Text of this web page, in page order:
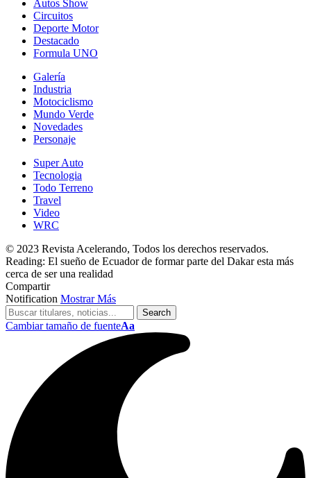
Autos Show
Circuitos
Deporte Motor
Destacado
Formula UNO
Galería
Industria
Motociclismo
Mundo Verde
Novedades
Personaje
Super Auto
Tecnologia
Todo Terreno
Travel
Video
WRC
© 2023 Revista Acelerando, Todos los derechos reservados.
Reading: El sueño de Ecuador de formar parte del Dakar esta más
cerca de ser una realidad
Compartir
Notification Mostrar Más
Cambiar tamaño de fuenteAa